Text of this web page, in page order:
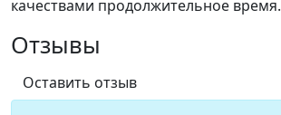
качествами продолжительное время.
Отзывы
Оставить отзыв